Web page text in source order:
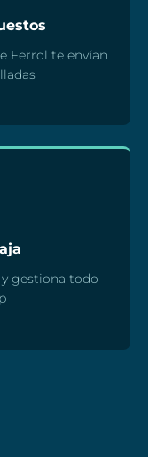
Ferrol te envían
gestiona todo